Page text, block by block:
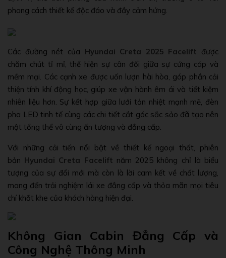
phong cách thiết kế độc đáo và đầy cảm hứng.
Các đường nét của Hyundai Creta 2025 Facelift được
chăm chút tỉ mỉ, thể hiện sự cân đối giữa sự cứng cáp và
mềm mại. Các cạnh xe được uốn lượn hài hòa, góp phần cải
thiện tính khí động học, giúp xe vận hành êm ái và tiết kiệm
nhiên liệu hơn. Sự kết hợp giữa lưới tản nhiệt mạnh mẽ, đèn
pha LED tinh tế cùng các chi tiết cắt góc sắc sảo đã tạo nên
một tổng thể vô cùng ấn tượng và đẳng cấp.
Với những cải tiến nổi bật về thiết kế ngoại thất, phiên
bản Hyundai Creta Facelift năm 2025 không chỉ là biểu
tượng của sự đổi mới mà còn là lời cam kết về chất lượng,
mang đến trải nghiệm lái xe đẳng cấp và thỏa mãn mọi tiêu
chí khắt khe của khách hàng hiện đại.
Không Gian Cabin Đẳng Cấp và
Công Nghệ Thông Minh